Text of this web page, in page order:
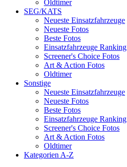
Oldtimer
SEG/KATS
Neueste Einsatzfahrzeuge
Neueste Fotos
Beste Fotos
Einsatzfahrzeuge Ranking
Screener's Choice Fotos
Art & Action Fotos
Oldtimer
Sonstige
Neueste Einsatzfahrzeuge
Neueste Fotos
Beste Fotos
Einsatzfahrzeuge Ranking
Screener's Choice Fotos
Art & Action Fotos
Oldtimer
Kategorien A-Z